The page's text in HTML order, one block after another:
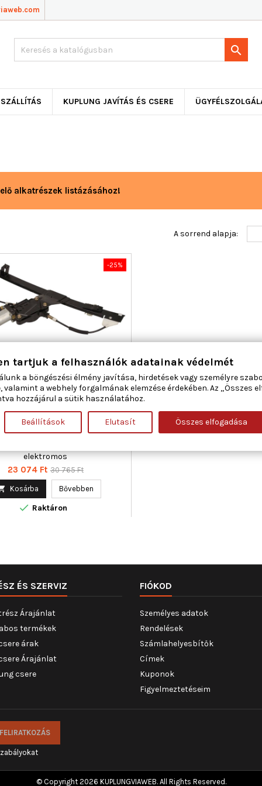

SZÁLLÍTÁS KUPLUNG JAVÍTÁS ÉS CSERE
alkatrészek listázásához!
A sorrend alapja:
-25%
50-0277 ABLAKEMELŐ BAL
ELSŐ FIAT
: 2, Beépítési oldal : bal első,
cikk/kiegészítő info :
elektromos
Ár
23 074 Ft Normál
30 765 Ft
Kosárba Bővebben
 Raktáron
ÉS SZERVIZ
Árajánlat
termékek
árak
Árajánlat
csere
FIÓKOD
Személyes adatok
Rendelések
Számlahelyesbítők
Címek
Kuponok
Figyelmeztetéseim
© Copyright 2026 KUPLUNGVIAWEB. All Rights Reserved.
tartjuk a felhasználók adatainak védelmét
a böngészési élmény javítása, hirdetések vagy személyre
a webhely forgalmának elemzése érdekében. Az „Összes
hozzájárul a sütik használatához.
Beállítások Elutasít Összes elfogadása